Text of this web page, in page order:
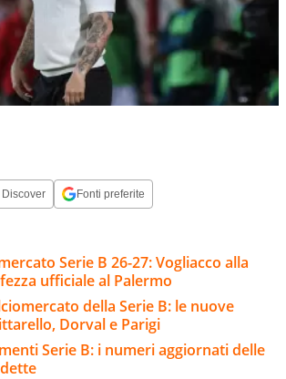
Fonti preferite
Serie B 26-27: Vogliacco alla
ufficiale al Palermo
della Serie B: le nuove
Dorval e Parigi
Serie B: i numeri aggiornati delle